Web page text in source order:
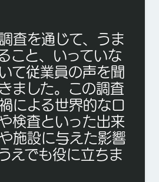
査を通じて、うま
こと、いっていな
て従業員の声を聞
ました。この調査
による世界的なロ
検査といった出来
施設に与えた影響
えでも役に立ちま